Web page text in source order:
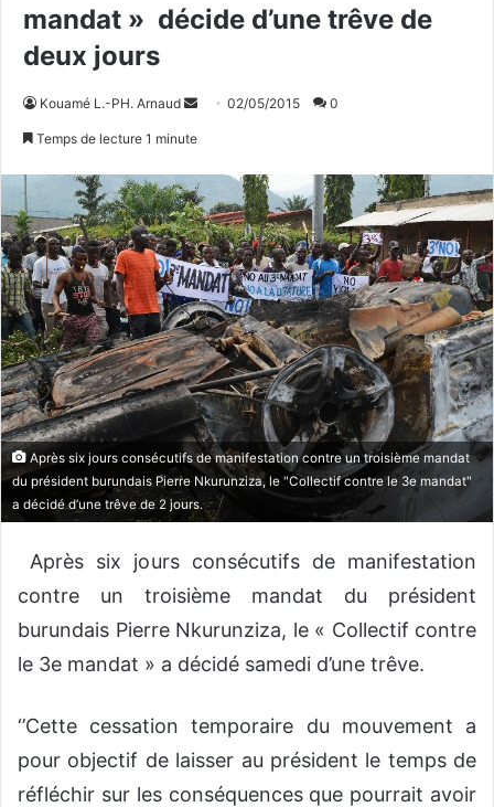
mandat » décide d’une trêve de
deux jours
Kouamé L.-PH. Arnaud
o
y
e
r
u
n
c
o
u
r
r
i
e
l
02/05/2015 0
Temps de lecture 1 minute
Après six jours consécutifs de manifestation contre un troisième mandat
du président burundais Pierre Nkurunziza, le "Collectif contre le 3e mandat"
a décidé d’une trêve de 2 jours.
Après six jours consécutifs de manifestation
contre un troisième mandat du président
burundais Pierre Nkurunziza, le « Collectif contre
le 3e mandat » a décidé samedi d’une trêve.
‘’Cette cessation temporaire du mouvement a
pour objectif de laisser au président le temps de
réfléchir sur les conséquences que pourrait avoir